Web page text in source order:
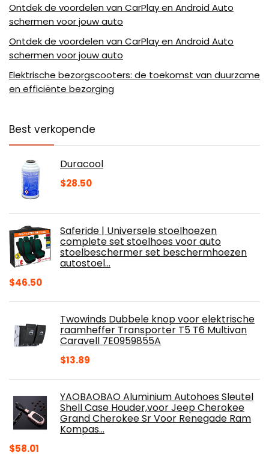
Ontdek de voordelen van CarPlay en Android Auto
schermen voor jouw auto
Ontdek de voordelen van CarPlay en Android Auto
schermen voor jouw auto
Elektrische bezorgscooters: de toekomst van duurzame
en efficiënte bezorging
Best verkopende
Duracool
$28.50
Saferide | Universele stoelhoezen
complete set stoelhoes voor auto
stoelbeschermer set beschermhoezen
autostoel…
$46.50
Twowinds Dubbele knop voor elektrische
raamheffer Transporter T5 T6 Multivan
Caravell 7E0959855A
$13.89
YAOBAOBAO Aluminium Autohoes Sleutel
Shell Case Houder,voor Jeep Cherokee
Grand Cherokee Sr Voor Renegade Ram
Kompas…
$58.01